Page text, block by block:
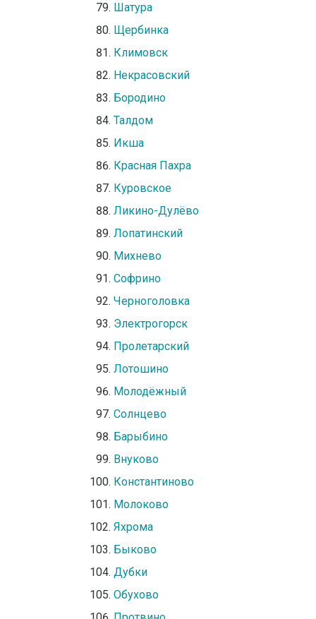
Шатура
Щербинка
Климовск
Некрасовский
Бородино
Талдом
Икша
Красная Пахра
Куровское
Ликино-Дулёво
Лопатинский
Михнево
Софрино
Черноголовка
Электрогорск
Пролетарский
Лотошино
Молодёжный
Солнцево
Барыбино
Внуково
Константиново
Молоково
Яхрома
Быково
Дубки
Обухово